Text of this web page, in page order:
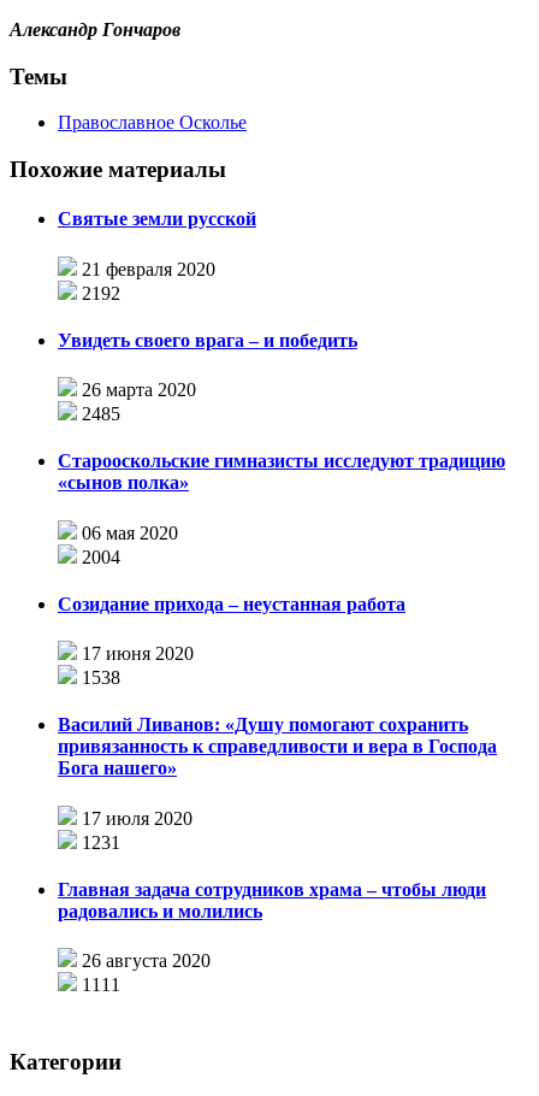
Александр Гончаров
Темы
Православное Осколье
Похожие материалы
Святые земли русской
21 февраля 2020
2192
Увидеть своего врага – и победить
26 марта 2020
2485
Старооскольские гимназисты исследуют традицию
«сынов полка»
06 мая 2020
2004
Созидание прихода – неустанная работа
17 июня 2020
1538
Василий Ливанов: «Душу помогают сохранить
привязанность к справедливости и вера в Господа
Бога нашего»
17 июля 2020
1231
Главная задача сотрудников храма – чтобы люди
радовались и молились
26 августа 2020
1111
Категории